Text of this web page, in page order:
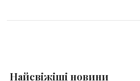
Найсвіжіші новини